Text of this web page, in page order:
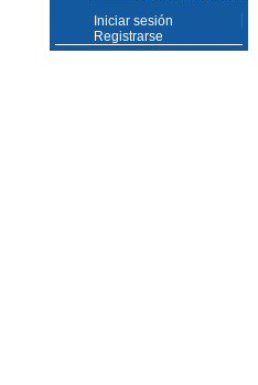
Iniciar sesión
Registrarse